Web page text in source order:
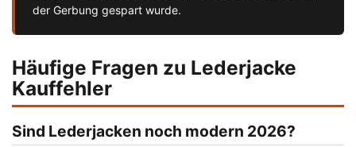
der Gerbung gespart wurde.
Häufige Fragen zu Lederjacke
Kauffehler
Sind Lederjacken noch modern 2026?